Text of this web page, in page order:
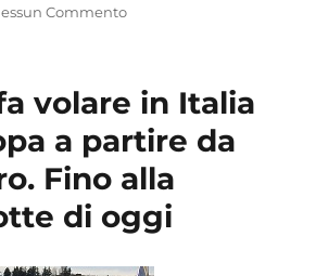
Commento
volare in Italia
a partire da
Fino alla
di oggi